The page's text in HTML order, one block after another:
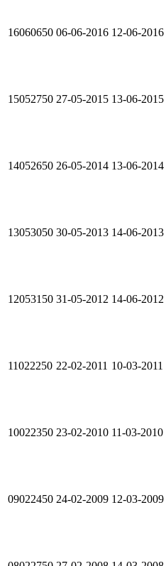
16060650 06-06-2016 12-06-2016
15052750 27-05-2015 13-06-2015
14052650 26-05-2014 13-06-2014
13053050 30-05-2013 14-06-2013
12053150 31-05-2012 14-06-2012
11022250 22-02-2011 10-03-2011
10022350 23-02-2010 11-03-2010
09022450 24-02-2009 12-03-2009